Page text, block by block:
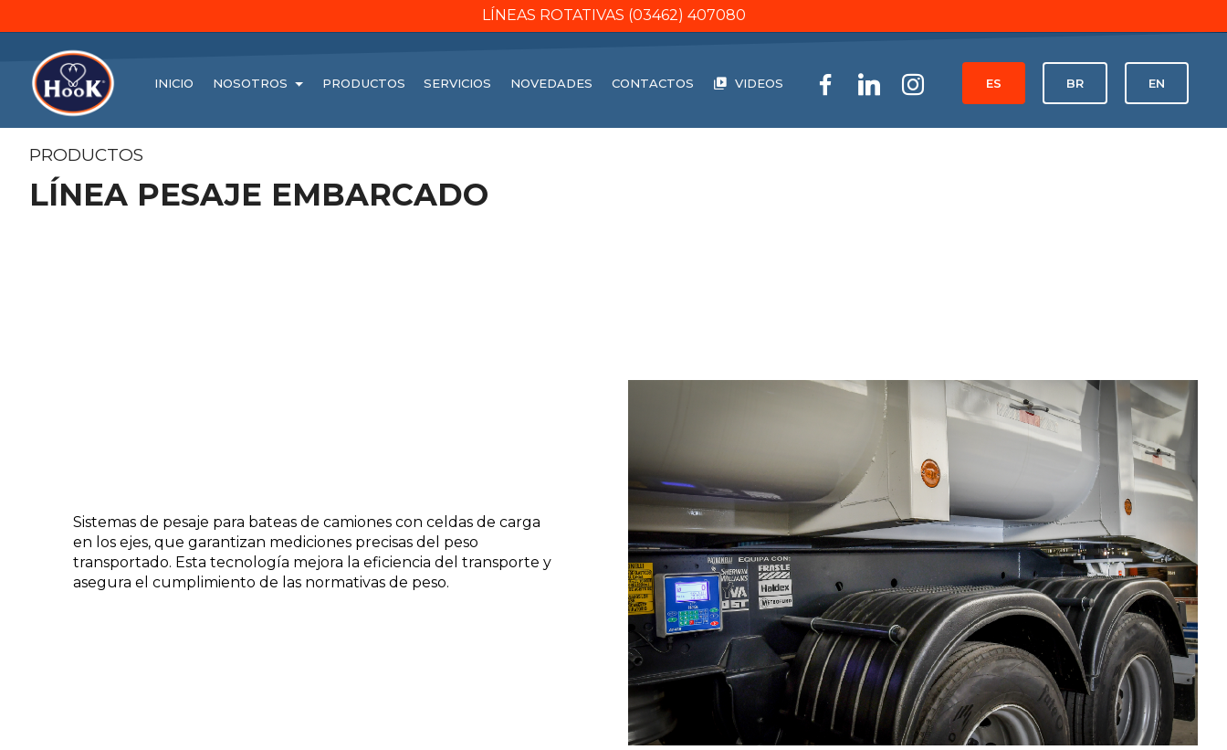
PRODUCTOS
LÍNEA PESAJE EMBARCADO
Sistemas de pesaje para bateas de camiones con celdas de carga
en los ejes, que garantizan mediciones precisas del peso
transportado. Esta tecnología mejora la eficiencia del transporte y
asegura el cumplimiento de las normativas de peso.
LÍNEAS ROTATIVAS (03462) 407080
INICIO NOSOTROS PRODUCTOS SERVICIOS NOVEDADES CONTACTOS VIDEOS ES BR EN